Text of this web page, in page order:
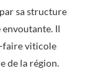
sa structure
envoutante. Il
faire viticole
de la région.